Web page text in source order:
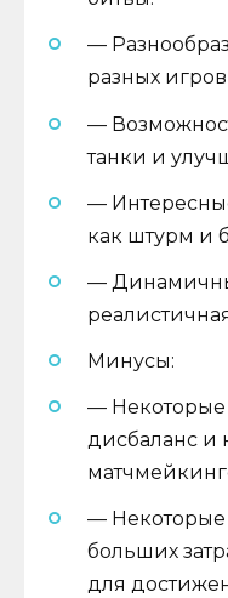
—
разных
—
танки и
—
как штурм и
—
Минусы:
— Некоторые
дисбаланс и
— Некоторые
больших
для